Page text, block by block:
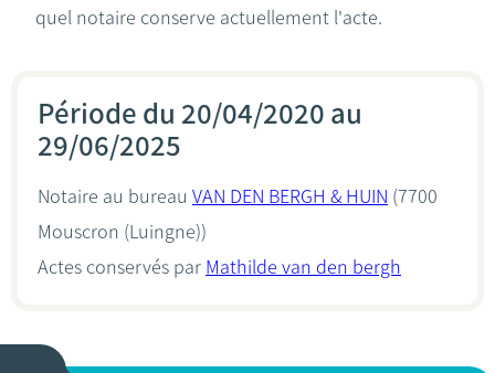
quel notaire conserve actuellement l'acte.
Période du 20/04/2020 au
29/06/2025
Notaire au bureau VAN DEN BERGH & HUIN (7700
Mouscron (Luingne))
Actes conservés par Mathilde van den bergh